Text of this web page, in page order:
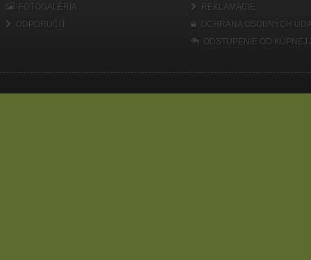
FOTOGALÉRIA
ODPORUČIŤ
REKLAMÁCIE
OCHRANA OSOBNÝCH
ODSTÚPENIE OD KÚPNEJ